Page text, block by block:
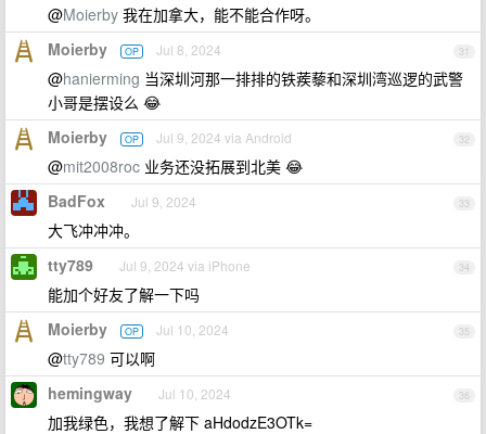
@Moierby 我在加拿大，能不能合作呀。
31
Moierby OP Jul 8, 2024
@hanierming 当深圳河那一排排的铁蒺藜和深圳湾巡逻的武警
小哥是摆设么 😂
32
Moierby OP Jul 9, 2024 via Android
@mit2008roc 业务还没拓展到北美 😂
33
BadFox Jul 9, 2024
大飞冲冲冲。
34
tty789 Jul 9, 2024 via iPhone
能加个好友了解一下吗
35
Moierby OP Jul 10, 2024
@tty789 可以啊
36
hemingway Jul 10, 2024
加我绿色，我想了解下 aHdodzE3OTk=